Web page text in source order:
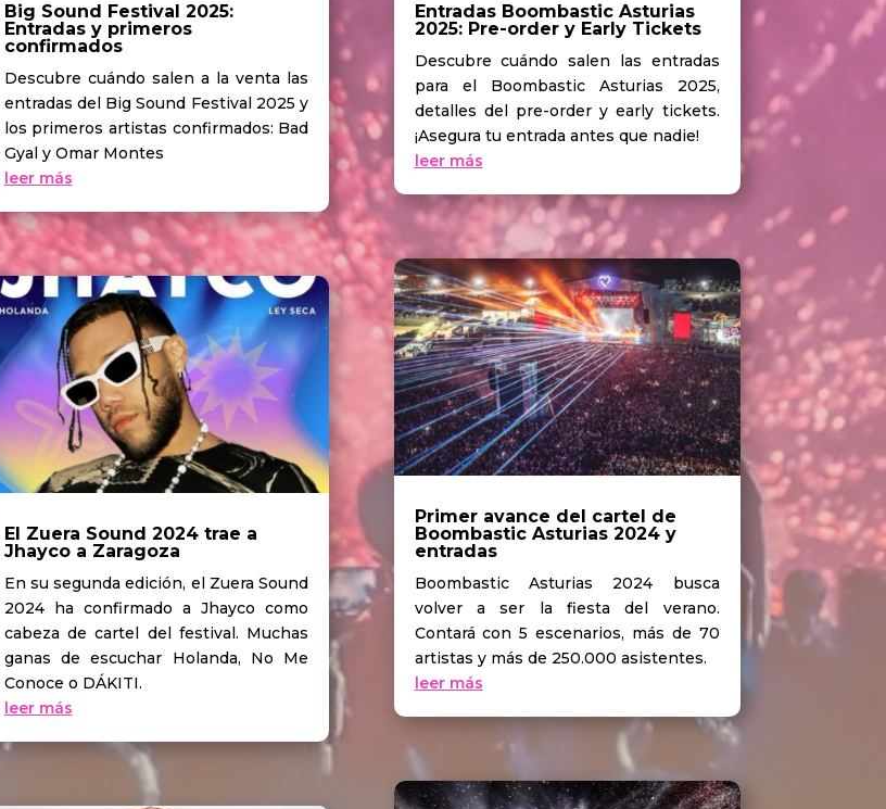
Big Sound Festival 2025:
Entradas y primeros
confirmados
Descubre cuándo salen a la venta las
entradas del Big Sound Festival 2025 y
los primeros artistas confirmados: Bad
Gyal y Omar Montes
leer más
El Zuera Sound 2024 trae a
Jhayco a Zaragoza
En su segunda edición, el Zuera Sound
2024 ha confirmado a Jhayco como
cabeza de cartel del festival. Muchas
ganas de escuchar Holanda, No Me
Conoce o DÁKITI.
leer más
Entradas Boombastic Asturias
2025: Pre-order y Early Tickets
Descubre cuándo salen las entradas
para el Boombastic Asturias 2025,
detalles del pre-order y early tickets.
¡Asegura tu entrada antes que nadie!
leer más
Primer avance del cartel de
Boombastic Asturias 2024 y
entradas
Boombastic Asturias 2024 busca
volver a ser la fiesta del verano.
Contará con 5 escenarios, más de 70
artistas y más de 250.000 asistentes.
leer más